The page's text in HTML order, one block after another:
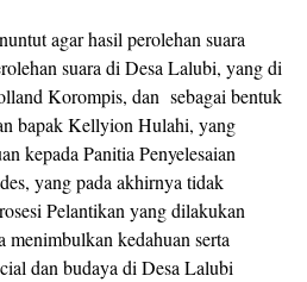
agar hasil perolehan suara
suara di Desa Lalubi, yang di
Korompis, dan sebagai bentuk
bapak Kellyion Hulahi, yang
kepada Panitia Penyelesaian
yang pada akhirnya tidak
Pelantikan yang dilakukan
menimbulkan kedahuan serta
dan budaya di Desa Lalubi